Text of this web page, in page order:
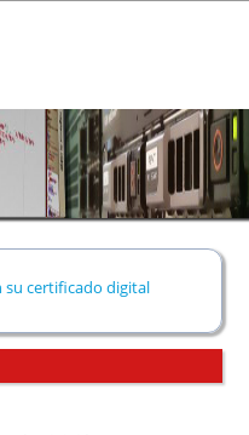
su certificado digital